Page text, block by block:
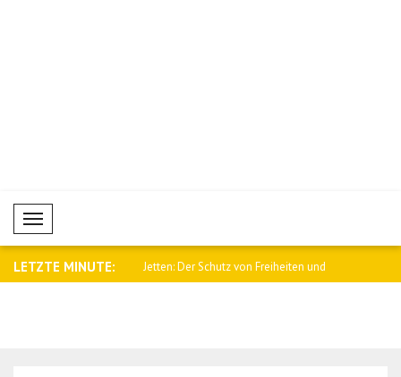
Mobil Menü
LETZTE MINUTE:
arbeiten an einem Jetten: Der Schutz von Freiheiten und